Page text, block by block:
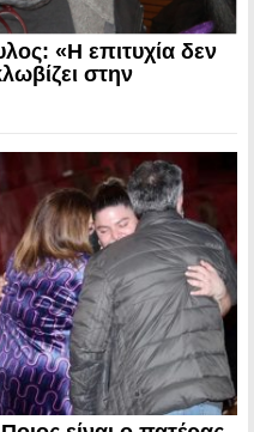
«Η επιτυχία δεν
στην